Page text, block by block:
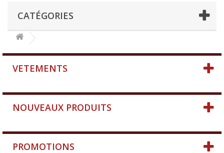
CATÉGORIES
VETEMENTS
NOUVEAUX PRODUITS
PROMOTIONS